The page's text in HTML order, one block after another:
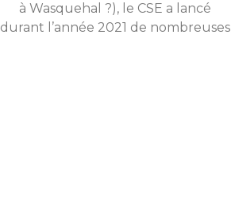
à Wasquehal ?), le CSE a lancé
durant l’année 2021 de nombreuses